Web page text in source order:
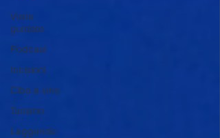
Visite
guidate
Podcast
Incisioni
Cibo e vino
Turismo
Leggende